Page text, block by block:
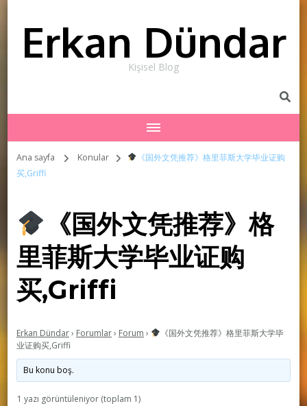
Erkan Dündar
Kişisel Blog
Ana sayfa Konular
《国外文凭推荐》格里菲斯大学毕业证购
买,Griffi
《国外文凭推荐》格
里菲斯大学毕业证购
买,Griffi
Erkan Dündar› Forumlar› Forum ›
《国外文凭推荐》格里菲斯大学毕
业证购买,Griffi
Bu konu boş.
1 yazı görüntüleniyor (toplam 1)